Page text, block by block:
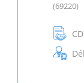
(69220)